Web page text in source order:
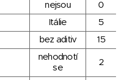
nejsou
0
Itálie
5
bez aditiv 15
nehodnotí
se
2